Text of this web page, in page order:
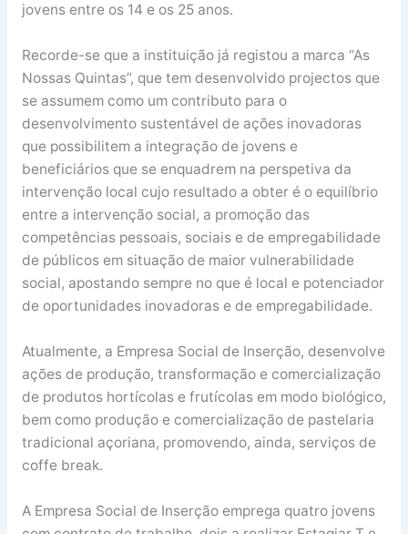
jovens entre os 14 e os 25 anos.
Recorde-se que a instituição já registou a marca “As
Nossas Quintas”, que tem desenvolvido projectos que
se assumem como um contributo para o
desenvolvimento sustentável de ações inovadoras
que possibilitem a integração de jovens e
beneficiários que se enquadrem na perspetiva da
intervenção local cujo resultado a obter é o equilíbrio
entre a intervenção social, a promoção das
competências pessoais, sociais e de empregabilidade
de públicos em situação de maior vulnerabilidade
social, apostando sempre no que é local e potenciador
de oportunidades inovadoras e de empregabilidade.
Atualmente, a Empresa Social de Inserção, desenvolve
ações de produção, transformação e comercialização
de produtos hortícolas e frutícolas em modo biológico,
bem como produção e comercialização de pastelaria
tradicional açoriana, promovendo, ainda, serviços de
coffe break.
A Empresa Social de Inserção emprega quatro jovens